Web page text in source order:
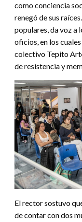
como conciencia
renegó de sus
populares, da voz a
oficios, en los
colectivo Tepito
de resistencia y
El rector sostuvo
de contar con dos